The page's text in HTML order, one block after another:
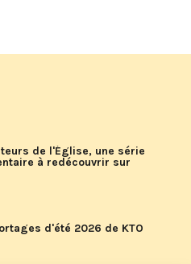
de l'Église, une série
à redécouvrir sur
d'été 2026 de KTO